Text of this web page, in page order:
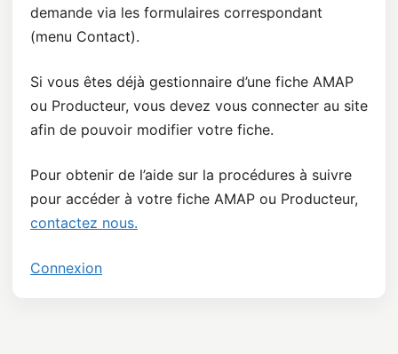
demande via les formulaires correspondant
(menu Contact).
Si vous êtes déjà gestionnaire d’une fiche AMAP
ou Producteur, vous devez vous connecter au site
afin de pouvoir modifier votre fiche.
Pour obtenir de l’aide sur la procédures à suivre
pour accéder à votre fiche AMAP ou Producteur,
contactez nous.
Connexion